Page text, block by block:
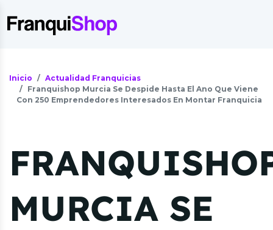
Inicio
Actualidad Franquicias
Franquishop Murcia Se Despide Hasta El Ano Que Viene
Con 250 Emprendedores Interesados En Montar Franquicia
MURCIA SE